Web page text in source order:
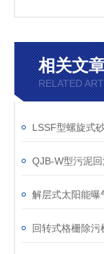
相关文
RELATED
QJB-W型污泥
解层式太阳能曝